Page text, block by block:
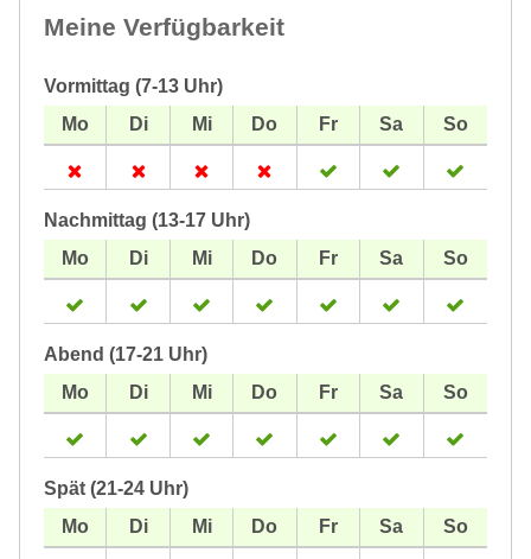
Meine Verfügbarkeit
Vormittag (7-13 Uhr)
Nachmittag (13-17 Uhr)
Abend (17-21 Uhr)
Spät (21-24 Uhr)